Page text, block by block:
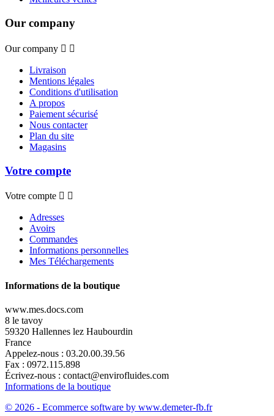
Our company
Our company  
Livraison
Mentions légales
Conditions d'utilisation
A propos
Paiement sécurisé
Nous contacter
Plan du site
Magasins
Votre compte
Votre compte  
Adresses
Avoirs
Commandes
Informations personnelles
Mes Téléchargements
Informations de la boutique
www.mes.docs.com
8 le tavoy
59320 Hallennes lez Haubourdin
France
Appelez-nous : 03.20.00.39.56
Fax : 0972.115.898
Écrivez-nous : contact@envirofluides.com
Informations de la boutique
© 2026 - Ecommerce software by www.demeter-fb.fr